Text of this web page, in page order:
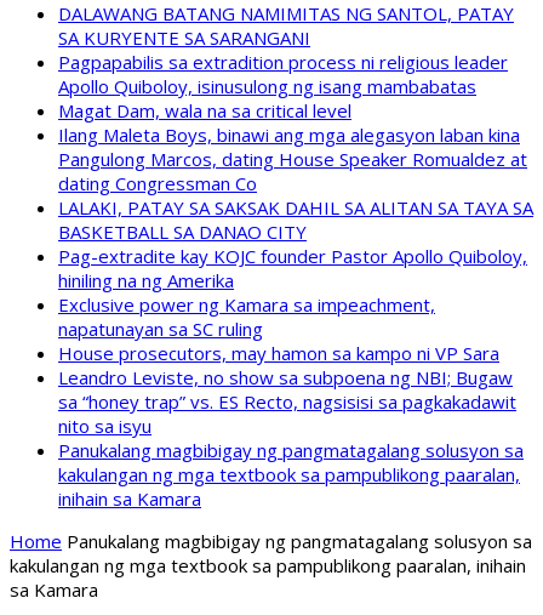
DALAWANG BATANG NAMIMITAS NG SANTOL, PATAY
SA KURYENTE SA SARANGANI
Pagpapabilis sa extradition process ni religious leader
Apollo Quiboloy, isinusulong ng isang mambabatas
Magat Dam, wala na sa critical level
Ilang Maleta Boys, binawi ang mga alegasyon laban kina
Pangulong Marcos, dating House Speaker Romualdez at
dating Congressman Co
LALAKI, PATAY SA SAKSAK DAHIL SA ALITAN SA TAYA SA
BASKETBALL SA DANAO CITY
Pag-extradite kay KOJC founder Pastor Apollo Quiboloy,
hiniling na ng Amerika
Exclusive power ng Kamara sa impeachment,
napatunayan sa SC ruling
House prosecutors, may hamon sa kampo ni VP Sara
Leandro Leviste, no show sa subpoena ng NBI; Bugaw
sa “honey trap” vs. ES Recto, nagsisisi sa pagkakadawit
nito sa isyu
Panukalang magbibigay ng pangmatagalang solusyon sa
kakulangan ng mga textbook sa pampublikong paaralan,
inihain sa Kamara
Home Panukalang magbibigay ng pangmatagalang solusyon sa
kakulangan ng mga textbook sa pampublikong paaralan, inihain
sa Kamara